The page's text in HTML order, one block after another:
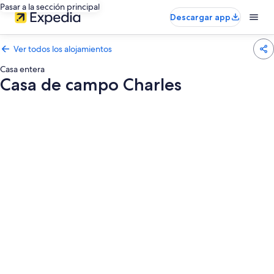
Pasar a la sección principal
Descargar app
Ver todos los alojamientos
Casa entera
Casa de campo Charles